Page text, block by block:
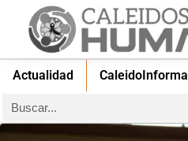
Actualidad CaleidoInforma